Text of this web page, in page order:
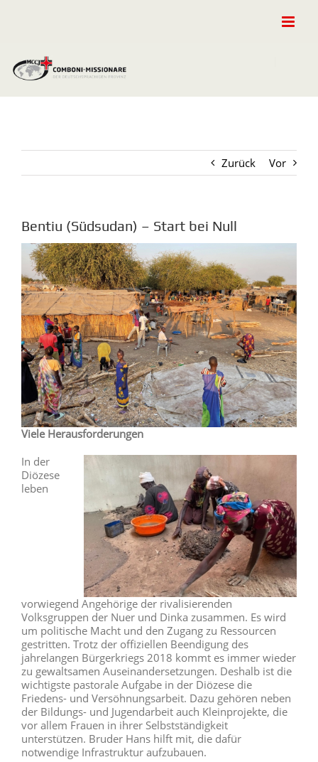
Zurück Vor
Bentiu (Südsudan) – Start bei Null
Zeige
grösseres
Bild
Viele Herausforderungen
In der
Diözese
leben
vorwiegend Angehörige der rivalisierenden
Volksgruppen der Nuer und Dinka zusammen. Es wird
um politische Macht und den Zugang zu Ressourcen
gestritten. Trotz der offiziellen Beendigung des
jahrelangen Bürgerkriegs 2018 kommt es immer wieder
zu gewaltsamen Auseinandersetzungen. Deshalb ist die
wichtigste pastorale Aufgabe in der Diözese die
Friedens- und Versöhnungsarbeit. Dazu gehören neben
der Bildungs- und Jugendarbeit auch Kleinprojekte, die
vor allem Frauen in ihrer Selbstständigkeit
unterstützen. Bruder Hans hilft mit, die dafür
notwendige Infrastruktur aufzubauen.